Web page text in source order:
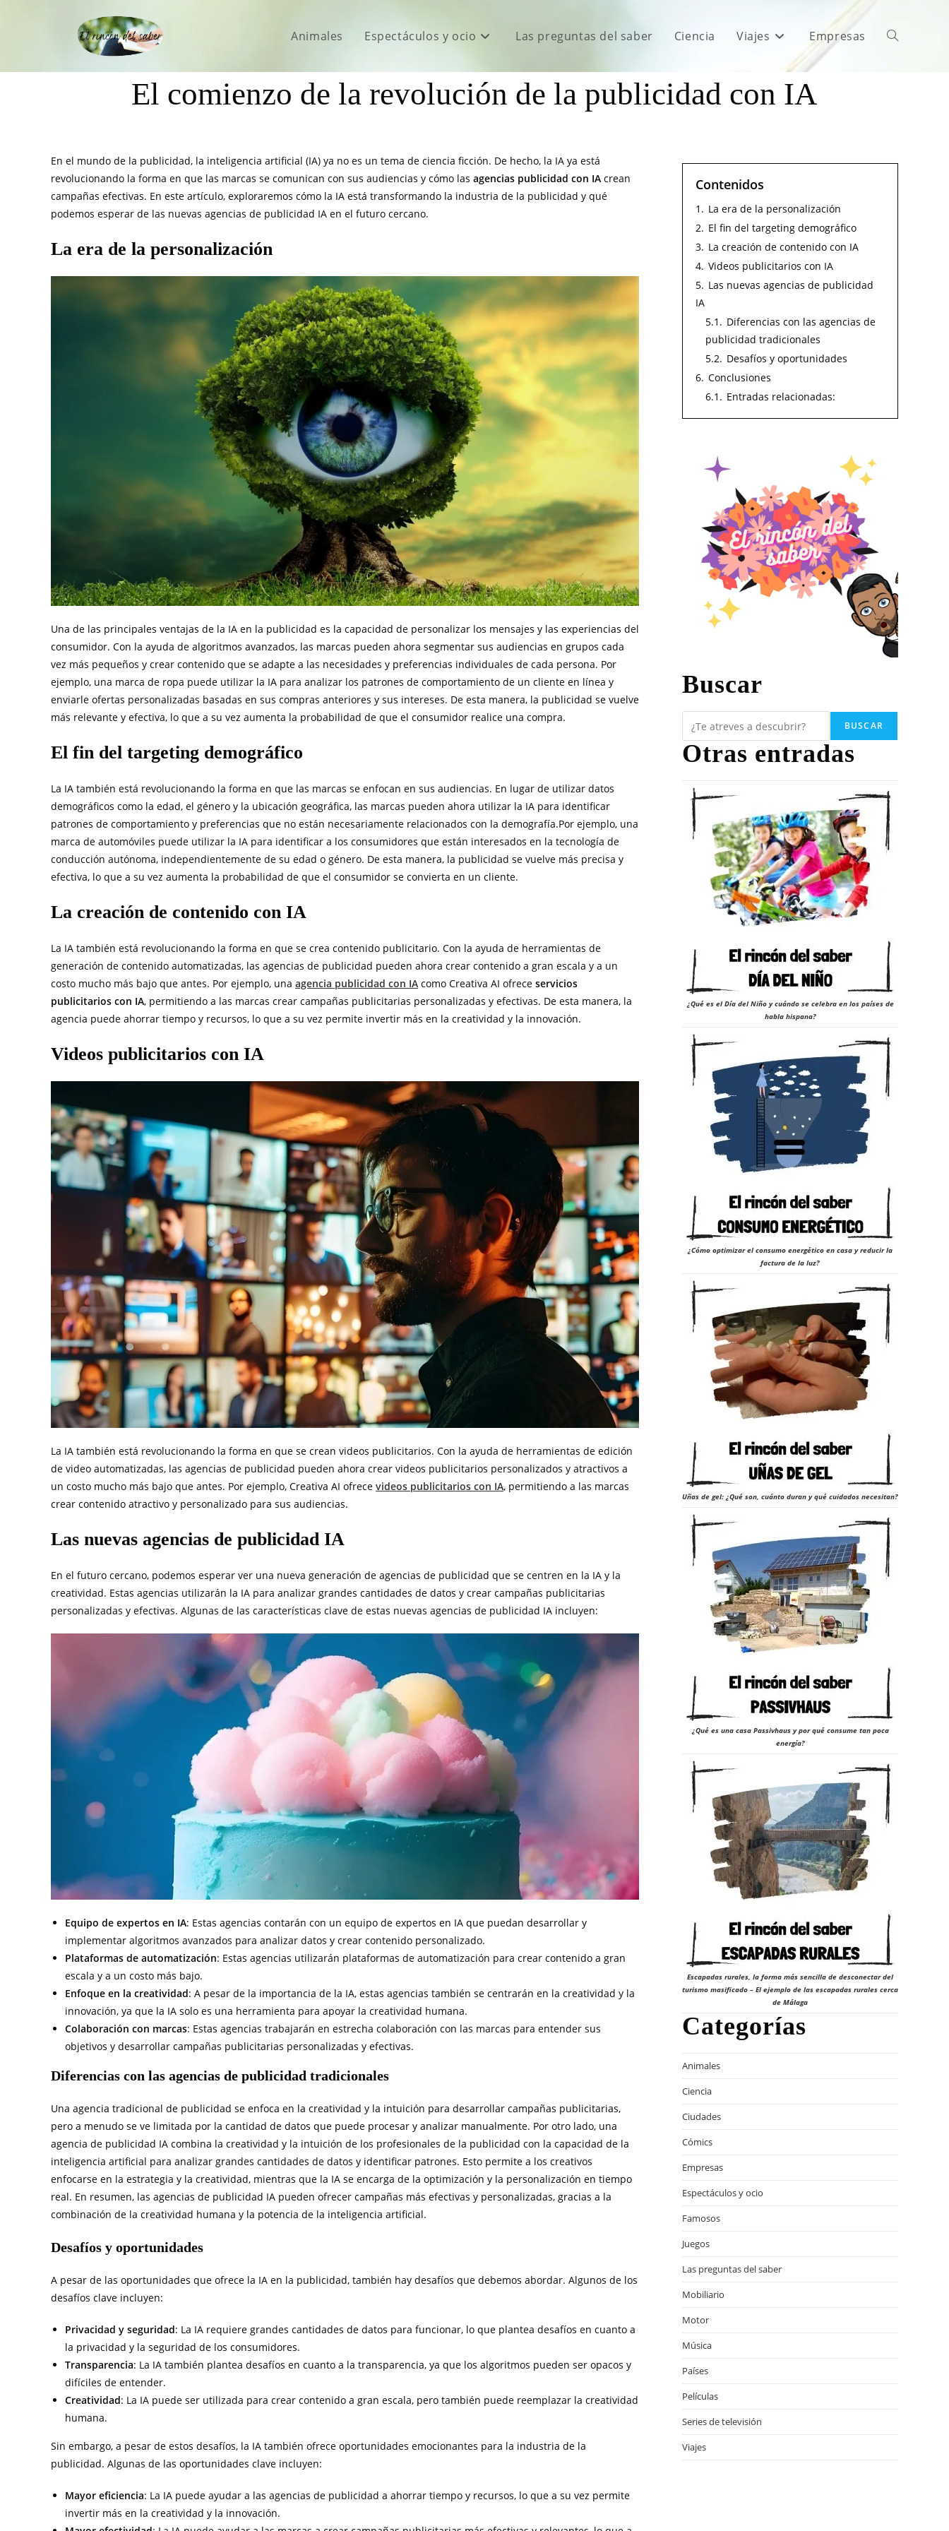
Animales Espectáculos y ocio Las preguntas del saber Ciencia Viajes Empresas
El comienzo de la revolución de la publicidad con IA
En el mundo de la publicidad, la inteligencia artificial (IA) ya no es un tema de ciencia ficción. De hecho, la IA ya está
revolucionando la forma en que las marcas se comunican con sus audiencias y cómo las agencias publicidad con IA crean
campañas efectivas. En este artículo, exploraremos cómo la IA está transformando la industria de la publicidad y qué
podemos esperar de las nuevas agencias de publicidad IA en el futuro cercano.
La era de la personalización
Una de las principales ventajas de la IA en la publicidad es la capacidad de personalizar los mensajes y las experiencias del
consumidor. Con la ayuda de algoritmos avanzados, las marcas pueden ahora segmentar sus audiencias en grupos cada
vez más pequeños y crear contenido que se adapte a las necesidades y preferencias individuales de cada persona. Por
ejemplo, una marca de ropa puede utilizar la IA para analizar los patrones de comportamiento de un cliente en línea y
enviarle ofertas personalizadas basadas en sus compras anteriores y sus intereses. De esta manera, la publicidad se vuelve
más relevante y efectiva, lo que a su vez aumenta la probabilidad de que el consumidor realice una compra.
El fin del targeting demográfico
La IA también está revolucionando la forma en que las marcas se enfocan en sus audiencias. En lugar de utilizar datos
demográficos como la edad, el género y la ubicación geográfica, las marcas pueden ahora utilizar la IA para identificar
patrones de comportamiento y preferencias que no están necesariamente relacionados con la demografía.Por ejemplo, una
marca de automóviles puede utilizar la IA para identificar a los consumidores que están interesados en la tecnología de
conducción autónoma, independientemente de su edad o género. De esta manera, la publicidad se vuelve más precisa y
efectiva, lo que a su vez aumenta la probabilidad de que el consumidor se convierta en un cliente.
La creación de contenido con IA
La IA también está revolucionando la forma en que se crea contenido publicitario. Con la ayuda de herramientas de
generación de contenido automatizadas, las agencias de publicidad pueden ahora crear contenido a gran escala y a un
costo mucho más bajo que antes. Por ejemplo, una agencia publicidad con IA como Creativa AI ofrece servicios
publicitarios con IA, permitiendo a las marcas crear campañas publicitarias personalizadas y efectivas. De esta manera, la
agencia puede ahorrar tiempo y recursos, lo que a su vez permite invertir más en la creatividad y la innovación.
Videos publicitarios con IA
La IA también está revolucionando la forma en que se crean videos publicitarios. Con la ayuda de herramientas de edición
de video automatizadas, las agencias de publicidad pueden ahora crear videos publicitarios personalizados y atractivos a
un costo mucho más bajo que antes. Por ejemplo, Creativa AI ofrece videos publicitarios con IA, permitiendo a las marcas
crear contenido atractivo y personalizado para sus audiencias.
Las nuevas agencias de publicidad IA
En el futuro cercano, podemos esperar ver una nueva generación de agencias de publicidad que se centren en la IA y la
creatividad. Estas agencias utilizarán la IA para analizar grandes cantidades de datos y crear campañas publicitarias
personalizadas y efectivas. Algunas de las características clave de estas nuevas agencias de publicidad IA incluyen:
Equipo de expertos en IA: Estas agencias contarán con un equipo de expertos en IA que puedan desarrollar y
implementar algoritmos avanzados para analizar datos y crear contenido personalizado.
Plataformas de automatización: Estas agencias utilizarán plataformas de automatización para crear contenido a gran
escala y a un costo más bajo.
Enfoque en la creatividad: A pesar de la importancia de la IA, estas agencias también se centrarán en la creatividad y la
innovación, ya que la IA solo es una herramienta para apoyar la creatividad humana.
Colaboración con marcas: Estas agencias trabajarán en estrecha colaboración con las marcas para entender sus
objetivos y desarrollar campañas publicitarias personalizadas y efectivas.
Diferencias con las agencias de publicidad tradicionales
Una agencia tradicional de publicidad se enfoca en la creatividad y la intuición para desarrollar campañas publicitarias,
pero a menudo se ve limitada por la cantidad de datos que puede procesar y analizar manualmente. Por otro lado, una
agencia de publicidad IA combina la creatividad y la intuición de los profesionales de la publicidad con la capacidad de la
inteligencia artificial para analizar grandes cantidades de datos y identificar patrones. Esto permite a los creativos
enfocarse en la estrategia y la creatividad, mientras que la IA se encarga de la optimización y la personalización en tiempo
real. En resumen, las agencias de publicidad IA pueden ofrecer campañas más efectivas y personalizadas, gracias a la
combinación de la creatividad humana y la potencia de la inteligencia artificial.
Desafíos y oportunidades
A pesar de las oportunidades que ofrece la IA en la publicidad, también hay desafíos que debemos abordar. Algunos de los
desafíos clave incluyen:
Privacidad y seguridad: La IA requiere grandes cantidades de datos para funcionar, lo que plantea desafíos en cuanto a
la privacidad y la seguridad de los consumidores.
Transparencia: La IA también plantea desafíos en cuanto a la transparencia, ya que los algoritmos pueden ser opacos y
difíciles de entender.
Creatividad: La IA puede ser utilizada para crear contenido a gran escala, pero también puede reemplazar la creatividad
humana.
Sin embargo, a pesar de estos desafíos, la IA también ofrece oportunidades emocionantes para la industria de la
publicidad. Algunas de las oportunidades clave incluyen:
Mayor eficiencia: La IA puede ayudar a las agencias de publicidad a ahorrar tiempo y recursos, lo que a su vez permite
invertir más en la creatividad y la innovación.
Contenidos
1. La era de la personalización
2. El fin del targeting demográfico
3. La creación de contenido con IA
4. Videos publicitarios con IA
5. Las nuevas agencias de publicidad
IA
5.1. Diferencias con las agencias de
publicidad tradicionales
5.2. Desafíos y oportunidades
6. Conclusiones
6.1. Entradas relacionadas:
Buscar
BUSCAR
Otras entradas
¿Qué es el Día del Niño y cuándo se celebra en los países de
habla hispana?
¿Cómo optimizar el consumo energético en casa y reducir la
factura de la luz?
Uñas de gel: ¿Qué son, cuánto duran y qué cuidados necesitan?
¿Qué es una casa Passivhaus y por qué consume tan poca
energía?
Escapadas rurales, la forma más sencilla de desconectar del
turismo masificado – El ejemplo de las escapadas rurales cerca
de Málaga
Categorías
Animales
Ciencia
Ciudades
Cómics
Empresas
Espectáculos y ocio
Famosos
Juegos
Las preguntas del saber
Mobiliario
Motor
Música
Países
Películas
Series de televisión
Viajes